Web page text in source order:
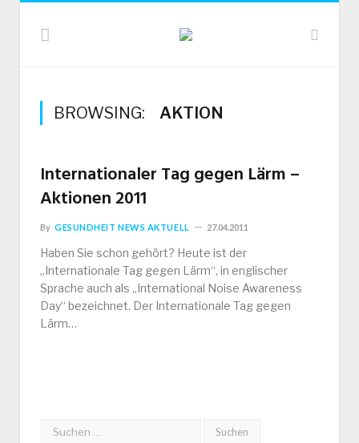
BROWSING: AKTION
Internationaler Tag gegen Lärm –
Aktionen 2011
By GESUNDHEIT NEWS AKTUELL 27.04.2011
Haben Sie schon gehört? Heute ist der
„Internationale Tag gegen Lärm“, in englischer
Sprache auch als „International Noise Awareness
Day“ bezeichnet. Der Internationale Tag gegen
Lärm…